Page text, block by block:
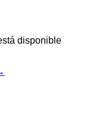
disponible